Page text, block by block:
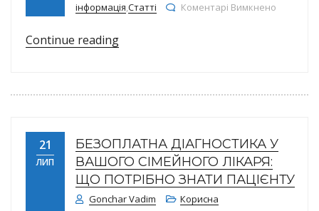
інформація,Статті Коментарі Вимкнено
Continue reading“Всесвітній день боротьби з
21
ЛИП
БЕЗОПЛАТНА ДІАГНОСТИКА У
ВАШОГО СІМЕЙНОГО ЛІКАРЯ:
ЩО ПОТРІБНО ЗНАТИ ПАЦІЄНТУ
Gonchar Vadim
Корисна